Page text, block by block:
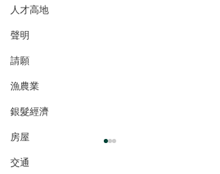
人才高地
聲明
請願
漁農業
銀髮經濟
房屋
交通